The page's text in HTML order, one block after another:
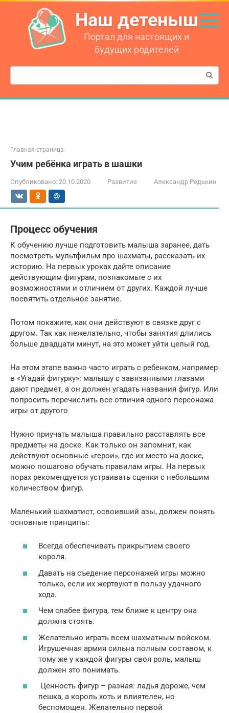
Перейти
контенту
Наш детеныш
Портал для настоящих и
будущих родителей
Поиск:
Главная страница
Учим ребёнка играть в шашки
Опубликовано: 20.10.2020 Развитие Александр Редькин
Процесс обучения
К обучению лучше подготовить малыша заранее, дать
посмотреть мультфильм про шахматы, рассказать их
историю. На первых уроках дайте описание
действующим фигурам, познакомьте с их
возможностями и отличием от других. Каждой лучше
посвятить отдельное занятие.
Потом покажите, как они действуют в связке друг с
другом. Так как нежелательно, чтобы занятия длились
больше двадцати минут, на это может уйти целый год.
На этом этапе важно часто играть с ребенком, например
в «Угадай фигурку»: малышу с завязанными глазами
дают предмет, а он должен угадать названия фигур. Или
попросить перечислить все отличия одного персонажа
игры от другого
Нужно приучать малыша правильно расставлять все
предметы на доске. Как только он запомнит, как
действуют основные «герои», где их место на доске,
можно пошагово обучать правилам игры. На первых
порах рекомендуется устраивать сценки с небольшим
количеством фигур.
Маленький шахматист, освоивший азы, должен понять
основные принципы:
Всегда обеспечивать прикрытием своего
короля.
Давать на съедение персонажей игры можно
только, если их жертвуют в пользу удачного
хода.
Чем слабее фигура, тем ближе к центру она
должна стоять.
Желательно играть всем шахматным войском.
Игрушечная армия сильна полным составом, к
тому же у каждой фигуры своя роль, малыш
должен это понимать.
Ценность фигур – разная: ладья дороже, чем
пешка, а король хоть и влиятелен, но
беспомощен. Желательно первой